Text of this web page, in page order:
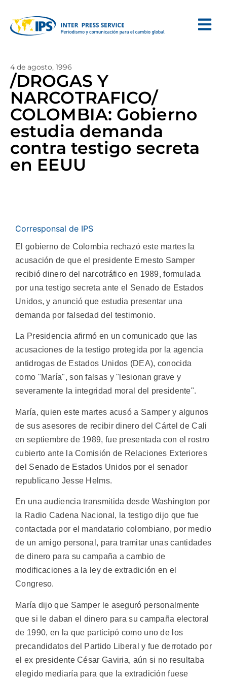
4 de agosto, 1996
/DROGAS Y
NARCOTRAFICO/
COLOMBIA: Gobierno
estudia demanda
contra testigo secreta
en EEUU
Corresponsal de IPS
El gobierno de Colombia rechazó este martes la
acusación de que el presidente Ernesto Samper
recibió dinero del narcotráfico en 1989, formulada
por una testigo secreta ante el Senado de Estados
Unidos, y anunció que estudia presentar una
demanda por falsedad del testimonio.
La Presidencia afirmó en un comunicado que las
acusaciones de la testigo protegida por la agencia
antidrogas de Estados Unidos (DEA), conocida
como "María", son falsas y "lesionan grave y
severamente la integridad moral del presidente".
María, quien este martes acusó a Samper y algunos
de sus asesores de recibir dinero del Cártel de Cali
en septiembre de 1989, fue presentada con el rostro
cubierto ante la Comisión de Relaciones Exteriores
del Senado de Estados Unidos por el senador
republicano Jesse Helms.
En una audiencia transmitida desde Washington por
la Radio Cadena Nacional, la testigo dijo que fue
contactada por el mandatario colombiano, por medio
de un amigo personal, para tramitar unas cantidades
de dinero para su campaña a cambio de
modificaciones a la ley de extradición en el
Congreso.
María dijo que Samper le aseguró personalmente
que si le daban el dinero para su campaña electoral
de 1990, en la que participó como uno de los
precandidatos del Partido Liberal y fue derrotado por
el ex presidente César Gaviria, aún si no resultaba
elegido mediaría para que la extradición fuese